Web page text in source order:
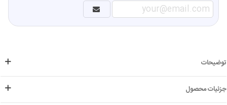
توضیحات
جزئیات محصول